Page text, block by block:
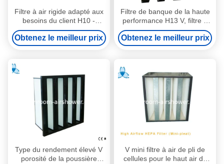
Filtre à air rigide adapté aux
besoins du client H10 -
catégorie de filtre de cellules
de V de la filtration H14
Obtenez le meilleur prix
Filtre de banque de la haute
performance H13 V, filtre à
air portatif pour la salle
d'opération d'hôpital
Obtenez le meilleur prix
Type du rendement élevé V
porosité de la poussière
V mini filtre à air de pli de
cellules pour le haut air de